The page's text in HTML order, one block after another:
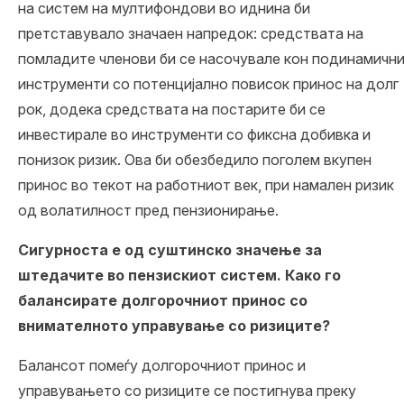
на систем на мултифондови во иднина би
претставувало значаен напредок: средствата на
помладите членови би се насочувале кон подинамични
инструменти со потенцијално повисок принос на долг
рок, додека средствата на постарите би се
инвестирале во инструменти со фиксна добивка и
понизок ризик. Ова би обезбедило поголем вкупен
принос во текот на работниот век, при намален ризик
од волатилност пред пензионирање.
Сигурноста е од суштинско значење за
штедачите во пензискиот систем. Како го
балансирате долгорочниот принос со
внимателното управување со ризиците?
Балансот помеѓу долгорочниот принос и
управувањето со ризиците се постигнува преку